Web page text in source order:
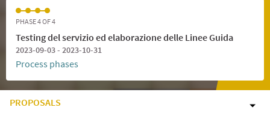
PHASE 4 OF 4
Testing del servizio ed elaborazione delle Linee Guida
2023-09-03 - 2023-10-31
Process phases
PROPOSALS